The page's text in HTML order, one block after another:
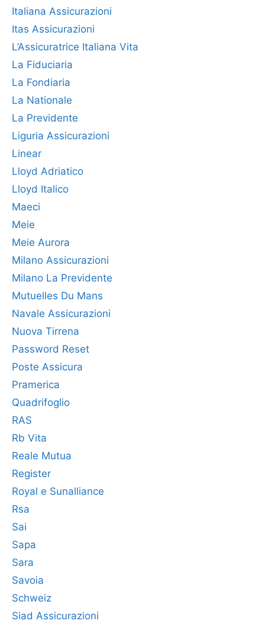
Italiana Assicurazioni
Itas Assicurazioni
L’Assicuratrice Italiana Vita
La Fiduciaria
La Fondiaria
La Nationale
La Previdente
Liguria Assicurazioni
Linear
Lloyd Adriatico
Lloyd Italico
Maeci
Meie
Meie Aurora
Milano Assicurazioni
Milano La Previdente
Mutuelles Du Mans
Navale Assicurazioni
Nuova Tirrena
Password Reset
Poste Assicura
Pramerica
Quadrifoglio
RAS
Rb Vita
Reale Mutua
Register
Royal e Sunalliance
Rsa
Sai
Sapa
Sara
Savoia
Schweiz
Siad Assicurazioni